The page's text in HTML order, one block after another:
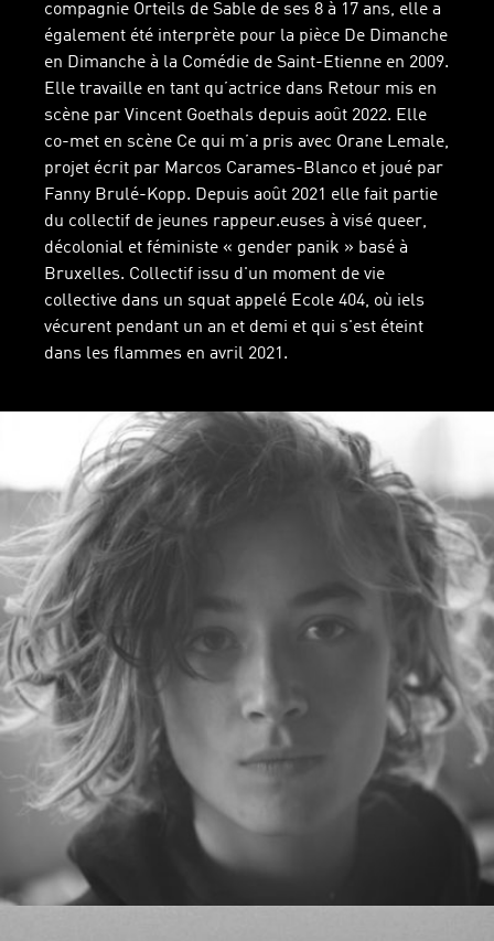
compagnie Orteils de Sable de ses 8 à 17 ans, elle a
également été interprète pour la pièce De Dimanche
en Dimanche à la Comédie de Saint-Etienne en 2009.
Elle travaille en tant qu’actrice dans Retour mis en
scène par Vincent Goethals depuis août 2022. Elle
co-met en scène Ce qui m’a pris avec Orane Lemale,
projet écrit par Marcos Carames-Blanco et joué par
Fanny Brulé-Kopp. Depuis août 2021 elle fait partie
du collectif de jeunes rappeur.euses à visé queer,
décolonial et féministe « gender panik » basé à
Bruxelles. Collectif issu d'un moment de vie
collective dans un squat appelé Ecole 404, où iels
vécurent pendant un an et demi et qui s'est éteint
dans les flammes en avril 2021.